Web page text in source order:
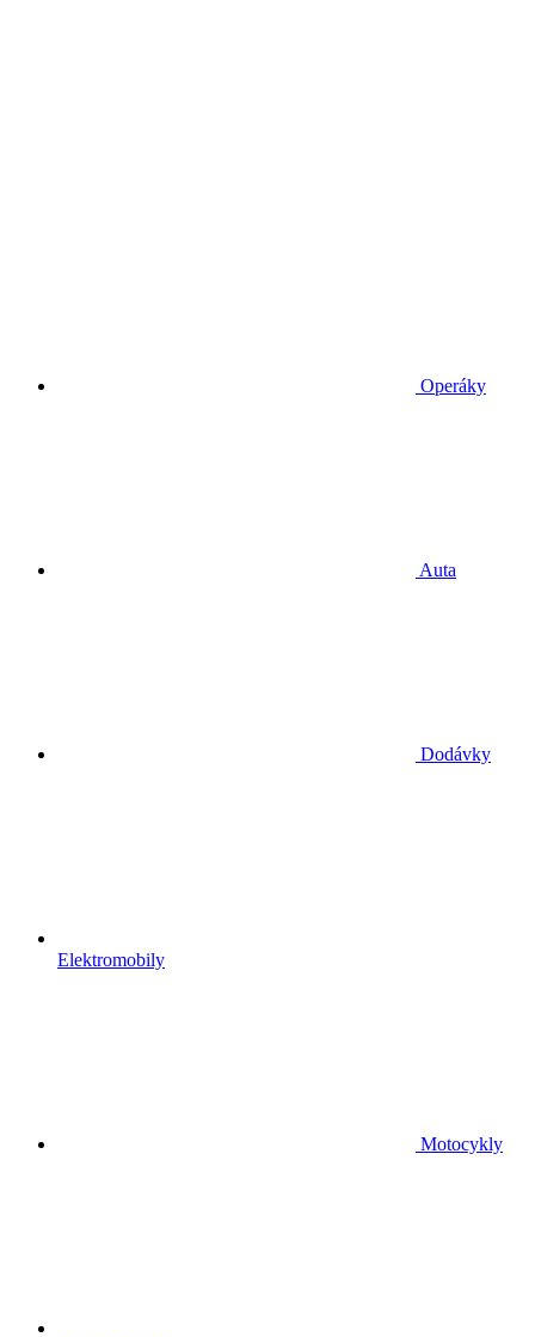
Operáky
Auta
Dodávky
Elektromobily
Motocykly